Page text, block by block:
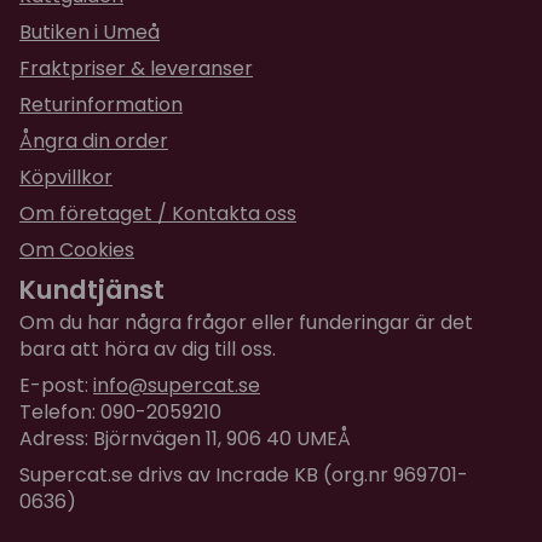
kattströ i din kattlåda.
Butiken i Umeå
Fraktpriser & leveranser
Returinformation
Ångra din order
Köpvillkor
Om företaget / Kontakta oss
Om Cookies
Kundtjänst
Om du har några frågor eller funderingar är det
bara att höra av dig till oss.
E-post: info@supercat.se
Telefon: 090-2059210
Adress: Björnvägen 11, 906 40 UMEÅ
Supercat.se drivs av Incrade KB (org.nr 969701-
0636)